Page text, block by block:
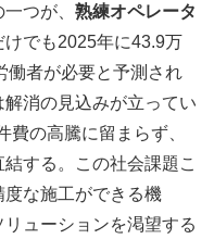
つが、 熟練オペレータ
でも2025年に43.9万
働者が必要と予測され
消の見込みが立ってい
費の高騰に留まらず、
する。この社会課題こ
な施工ができる機
ューションを渇望する